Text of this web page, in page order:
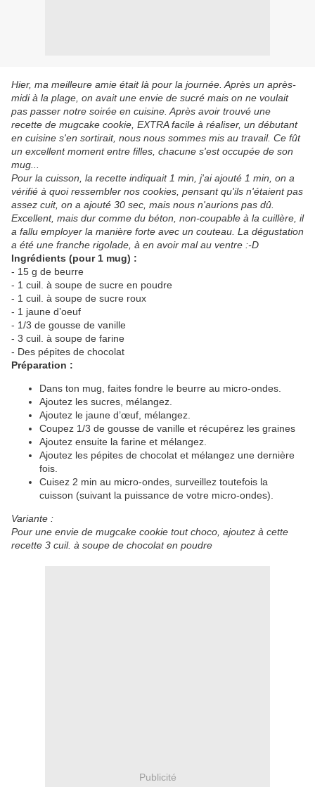
Hier, ma meilleure amie était là pour la journée. Après un après-
midi à la plage, on avait une envie de sucré mais on ne voulait
pas passer notre soirée en cuisine. Après avoir trouvé une
recette de mugcake cookie, EXTRA facile à réaliser, un débutant
en cuisine s'en sortirait, nous nous sommes mis au travail. Ce fût
un excellent moment entre filles, chacune s'est occupée de son
mug...
Pour la cuisson, la recette indiquait 1 min, j'ai ajouté 1 min, on a
vérifié à quoi ressembler nos cookies, pensant qu'ils n'étaient pas
assez cuit, on a ajouté 30 sec, mais nous n'aurions pas dû.
Excellent, mais dur comme du béton, non-coupable à la cuillère, il
a fallu employer la manière forte avec un couteau. La dégustation
a été une franche rigolade, à en avoir mal au ventre :-D
Ingrédients (pour 1 mug) :
- 15 g de beurre
- 1 cuil. à soupe de sucre en poudre
- 1 cuil. à soupe de sucre roux
- 1 jaune d’oeuf
- 1/3 de gousse de vanille
- 3 cuil. à soupe de farine
- Des pépites de chocolat
Préparation :
Dans ton mug, faites fondre le beurre au micro-ondes.
Ajoutez les sucres, mélangez.
Ajoutez le jaune d’œuf, mélangez.
Coupez 1/3 de gousse de vanille et récupérez les graines
Ajoutez ensuite la farine et mélangez.
Ajoutez les pépites de chocolat et mélangez une dernière
fois.
Cuisez 2 min au micro-ondes, surveillez toutefois la
cuisson (suivant la puissance de votre micro-ondes).
Variante :
Pour une envie de mugcake cookie tout choco, ajoutez à cette
recette 3 cuil. à soupe de chocolat en poudre
Publicité